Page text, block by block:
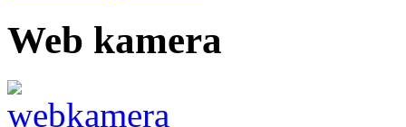
Web kamera